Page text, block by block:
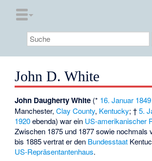
John D. White
John Daugherty White (* 16. Januar 1849
Manchester,Clay County, Kentucky; †5.
1920ebenda) war ein US-amerikanischer
Zwischen 1875 und 1877 sowie nochmals
bis 1885 vertrat er den Bundesstaat
US-Repräsentantenhaus.